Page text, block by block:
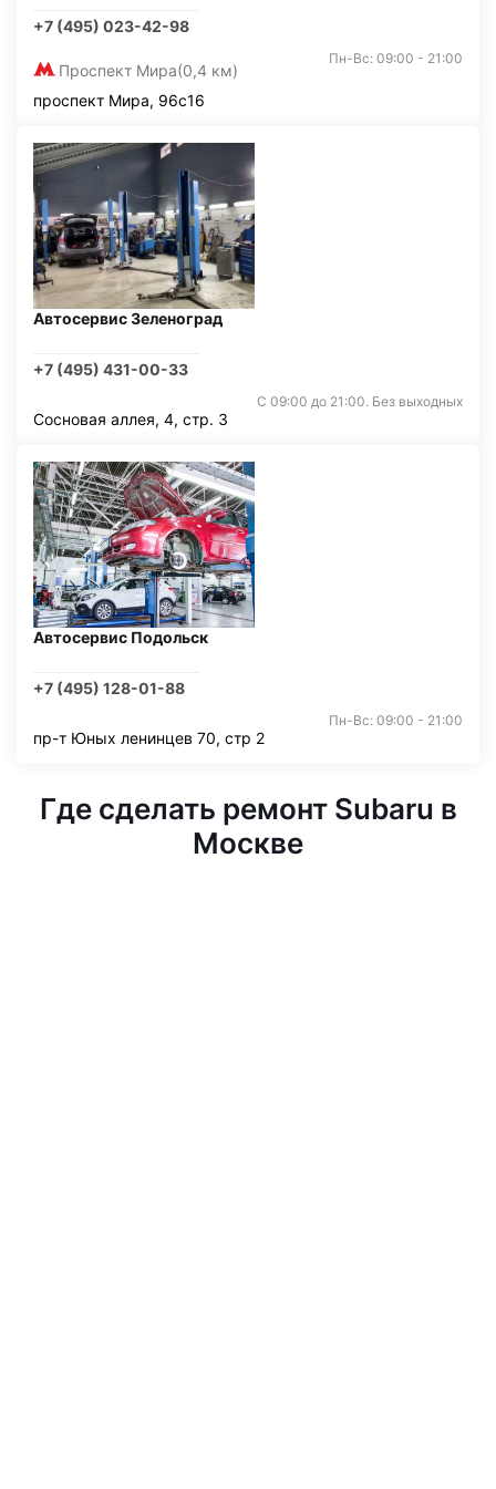
+7 (495) 023-42-98
Проспект Мира(0,4 км)
Пн-Вс: 09:00 - 21:00
проспект Мира, 96с16
Автосервис Зеленоград
+7 (495) 431-00-33
С 09:00 до 21:00. Без выходных
Сосновая аллея, 4, стр. 3
Автосервис Подольск
+7 (495) 128-01-88
Пн-Вс: 09:00 - 21:00
пр-т Юных ленинцев 70, стр 2
Где сделать ремонт Subaru в
Москве